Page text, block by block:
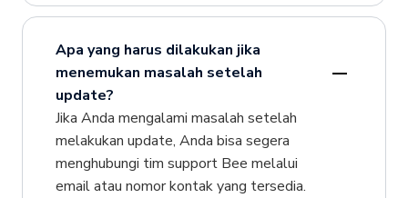
Apa yang harus dilakukan jika
menemukan masalah setelah
update?
Jika Anda mengalami masalah setelah
melakukan update, Anda bisa segera
menghubungi tim support Bee melalui
email atau nomor kontak yang tersedia.